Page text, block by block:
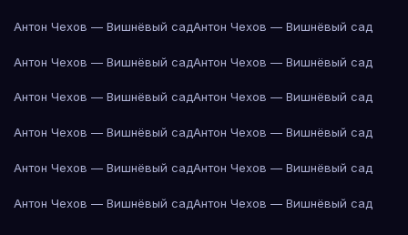
Антон Чехов — Вишнёвый садАнтон Чехов — Вишнёвый сад
Антон Чехов — Вишнёвый садАнтон Чехов — Вишнёвый сад
Антон Чехов — Вишнёвый садАнтон Чехов — Вишнёвый сад
Антон Чехов — Вишнёвый садАнтон Чехов — Вишнёвый сад
Антон Чехов — Вишнёвый садАнтон Чехов — Вишнёвый сад
Антон Чехов — Вишнёвый садАнтон Чехов — Вишнёвый сад